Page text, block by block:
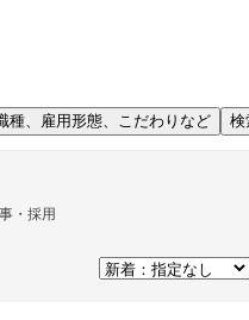
種、雇用形態、こだわりなど 検
・採用